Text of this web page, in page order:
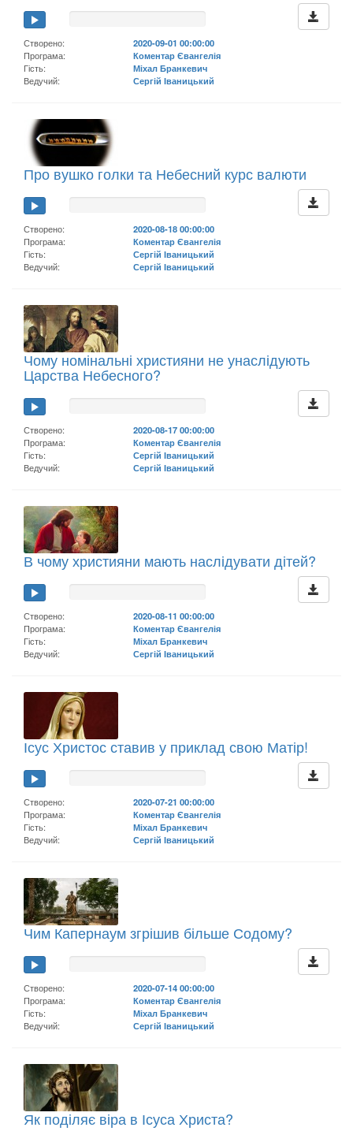
Створено:
2020-09-01 00:00:00
Програма:
Коментар Євангелія
Гість:
Міхал Бранкевич
Ведучий:
Сергій Іваницький
Про вушко голки та Небесний курс валюти
Створено:
2020-08-18 00:00:00
Програма:
Коментар Євангелія
Гість:
Сергій Іваницький
Ведучий:
Сергій Іваницький
Чому номінальні християни не унаслідують
Царства Небесного?
Створено:
2020-08-17 00:00:00
Програма:
Коментар Євангелія
Гість:
Сергій Іваницький
Ведучий:
Сергій Іваницький
В чому християни мають наслідувати дітей?
Створено:
2020-08-11 00:00:00
Програма:
Коментар Євангелія
Гість:
Міхал Бранкевич
Ведучий:
Сергій Іваницький
Ісус Христос ставив у приклад свою Матір!
Створено:
2020-07-21 00:00:00
Програма:
Коментар Євангелія
Гість:
Міхал Бранкевич
Ведучий:
Сергій Іваницький
Чим Капернаум згрішив більше Содому?
Створено:
2020-07-14 00:00:00
Програма:
Коментар Євангелія
Гість:
Міхал Бранкевич
Ведучий:
Сергій Іваницький
Як поділяє віра в Ісуса Христа?